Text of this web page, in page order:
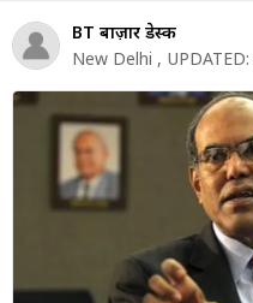
शेयर
बाज़ार
ट्रेंडिंग
बिजनेस
न्यूज
वीडियो
BT बाज़ार डेस्क
New Delhi , UPDATED: